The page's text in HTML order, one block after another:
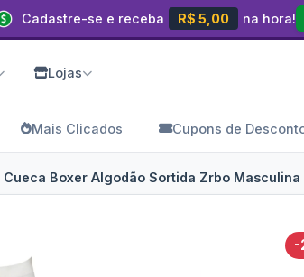
Cadastre-se e receba R$ 5,00 na hora!
Lojas
Mais Clicados Cupons de
Cueca Boxer Algodão Sortida Zrbo
-